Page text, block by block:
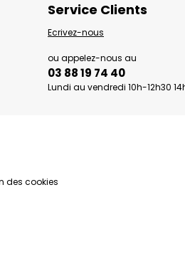
Service Clients
Ecrivez-nous
ou appelez-nous au
03 88 19 74 40
Lundi au vendredi 10h-12h30
des cookies